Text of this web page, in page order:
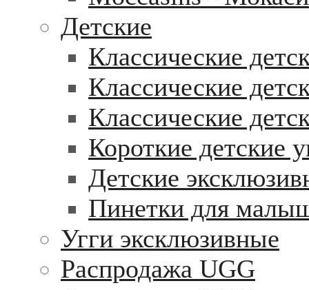
Детские
Классические
Классические
Классические
Короткие детские
Детские
Пинетки для
Угги эксклюзивные
Распродажа UGG